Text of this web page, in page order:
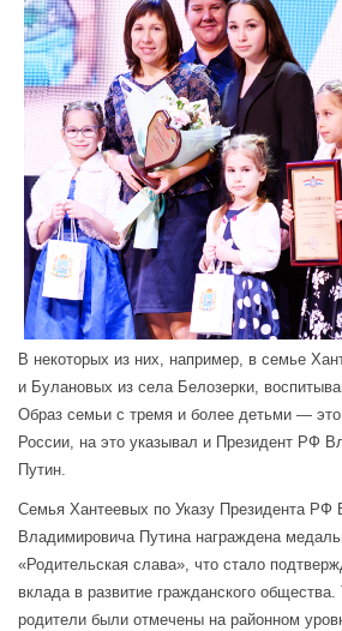
В некоторых из них, например, в семье
и Булановых из села Белозерки,
Образ семьи с тремя и более детьми —
России, на это указывал и Президент РФ
Путин.
Семья Хантеевых по Указу Президента РФ
Владимировича Путина награждена
«Родительская слава», что стало
вклада в развитие гражданского
родители были отмечены на районном